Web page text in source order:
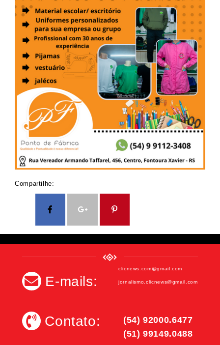
Compartilhe:
E-mails:
clicnews.com@gmail.com
jornalismo.clicnews@gmail.com
Contato:
(54) 92000.6477
(51) 99149.0488